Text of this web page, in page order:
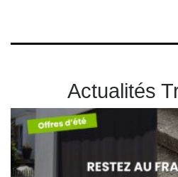
Actualités